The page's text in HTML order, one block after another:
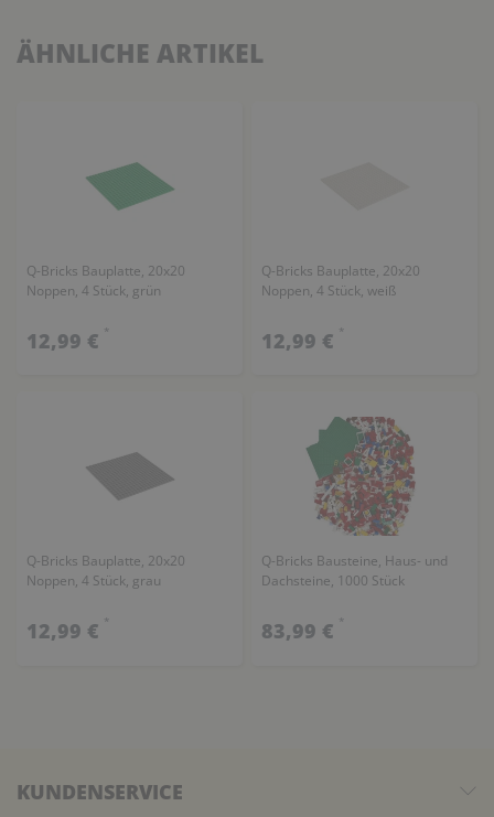
ÄHNLICHE ARTIKEL
Q-Bricks Bauplatte, 20x20
Noppen, 4 Stück, grün
12,99 € *
Q-Bricks Bauplatte, 20x20
Noppen, 4 Stück, weiß
12,99 € *
Q-Bricks Bauplatte, 20x20
Noppen, 4 Stück, grau
12,99 € *
Q-Bricks Bausteine, Haus- und
Dachsteine, 1000 Stück
83,99 € *
KUNDENSERVICE